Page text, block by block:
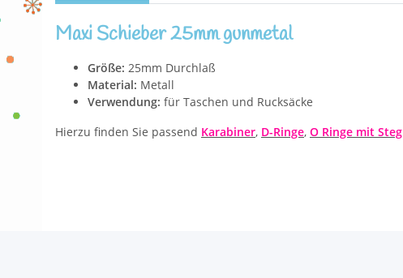
Maxi Schieber 25mm gunmetal
Größe: 25mm Durchlaß
Material: Metall
Verwendung: für Taschen und Rucksäcke
Hierzu finden Sie passend Karabiner, D-Ringe, O Ringe mit Steg